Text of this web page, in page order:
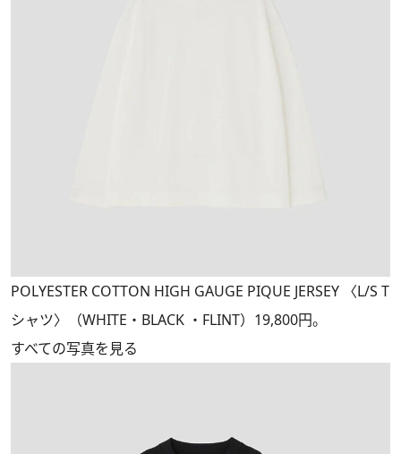
POLYESTER COTTON HIGH GAUGE PIQUE JERSEY 〈L/S T
シャツ〉（WHITE・BLACK ・FLINT）19,800円。
すべての写真を見る